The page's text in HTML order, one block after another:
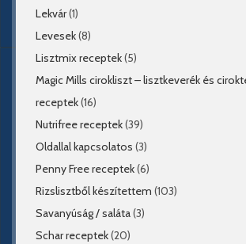
Lekvár(1)
Levesek(8)
Lisztmix receptek(5)
Magic Mills cirokliszt – lisztkeverék és
receptek(16)
Nutrifree receptek(39)
Oldallal kapcsolatos (3)
Penny Free receptek(6)
Rizslisztből készítettem (103)
Savanyúság / saláta(3)
Schar receptek(20)